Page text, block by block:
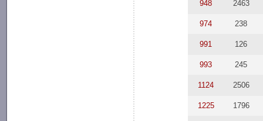
948 2463
974 238
991 126
993 245
1124 2506
1225 1796